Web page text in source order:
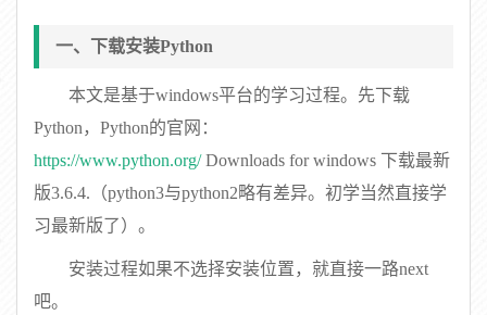
一、下载安装Python
本文是基于windows平台的学习过程。先下载
Python，Python的官网：
https://www.python.org/Downloads for windows 下载最新
版3.6.4.（python3与python2略有差异。初学当然直接学
习最新版了）。
安装过程如果不选择安装位置，就直接一路next
吧。